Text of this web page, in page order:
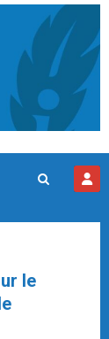
le